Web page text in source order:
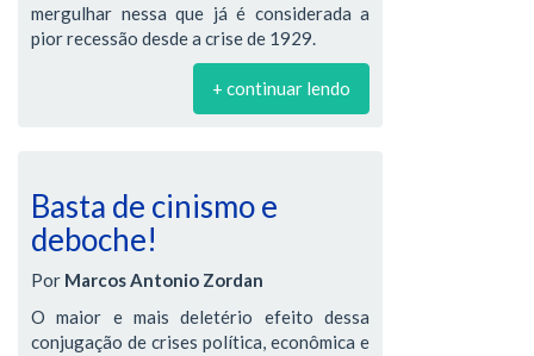
mergulhar nessa que já é considerada a
pior recessão desde a crise de 1929.
+ continuar lendo
Basta de cinismo e
deboche!
Por Marcos Antonio Zordan
O maior e mais deletério efeito dessa
conjugação de crises política, econômica e